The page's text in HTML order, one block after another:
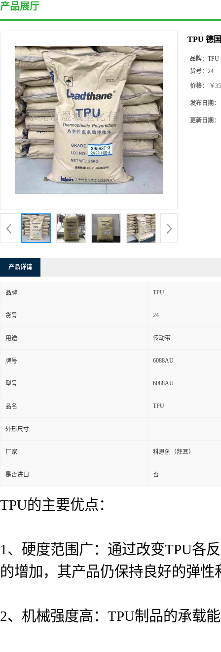
产品展厅
TPU 德
品牌： TPU
货号： 24
价格： ￥
发布日期：
更新日期：
产品详请
品牌 TPU
货号 24
用途 传动带
牌号 6088AU
型号 6088AU
品名 TPU
外形尺寸
厂家 科思创（拜耳）
是否进口 否
TPU的主要优点：
1、硬度范围广：通过改变TPU各
的增加，其产品仍保持良好的弹性
2、机械强度高：TPU制品的承载